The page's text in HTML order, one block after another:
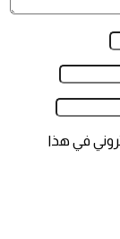
في هذا